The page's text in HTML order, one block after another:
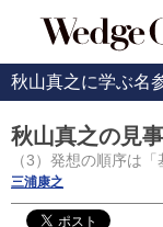
秋山真之に学ぶ名
秋山真之の見
（3）発想の順序は「
三浦康之